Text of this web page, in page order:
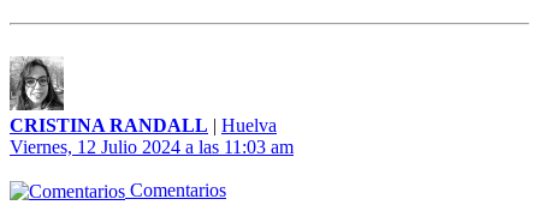
CRISTINA RANDALL | Huelva
Viernes, 12 Julio 2024 a las 11:03 am
Comentarios